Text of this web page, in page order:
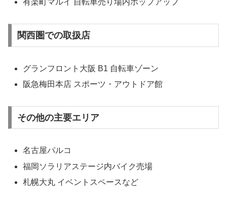
有楽町マルイ 自転車売り場内ポップアップ
関西圏での取扱店
グランフロント大阪 B1 自転車ゾーン
阪急梅田本店 スポーツ・アウトドア館
その他の主要エリア
名古屋パルコ
福岡ソラリアステージ内バイク売場
札幌大丸 イベントスペースなど